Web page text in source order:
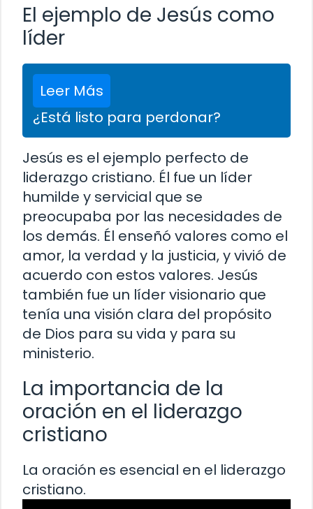
El ejemplo de Jesús como
líder
Leer Más
¿Está listo para perdonar?
Jesús es el ejemplo perfecto de
liderazgo cristiano. Él fue un líder
humilde y servicial que se
preocupaba por las necesidades de
los demás. Él enseñó valores como el
amor, la verdad y la justicia, y vivió de
acuerdo con estos valores. Jesús
también fue un líder visionario que
tenía una visión clara del propósito
de Dios para su vida y para su
ministerio.
La importancia de la
oración en el liderazgo
cristiano
La oración es esencial en el liderazgo
cristiano.